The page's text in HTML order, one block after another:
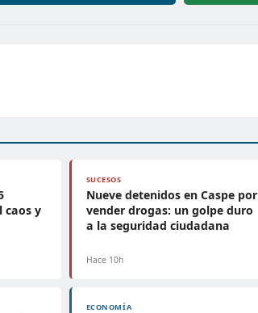
caos y
SUCESOS
Nueve detenidos en Caspe por
vender drogas: un golpe duro
a la seguridad ciudadana
Hace 10h
ECONOMÍA